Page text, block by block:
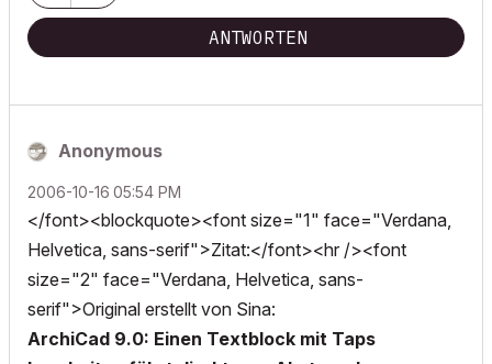
ANTWORTEN
Anonymous
‎2006-10-16 05:54 PM
</font><blockquote><font size="1" face="Verdana,
Helvetica, sans-serif">Zitat:</font><hr /><font
size="2" face="Verdana, Helvetica, sans-
serif">Original erstellt von Sina:
ArchiCad 9.0: Einen Textblock mit Taps